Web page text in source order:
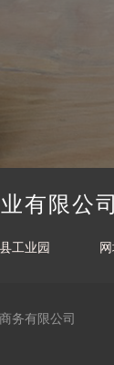
有限公司
工业园
务有限公司